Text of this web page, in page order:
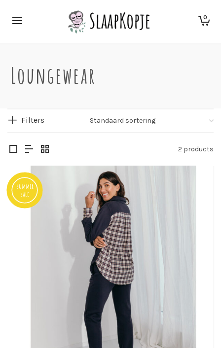
0
Loungewear
Filters
2 products
Summer
Sale